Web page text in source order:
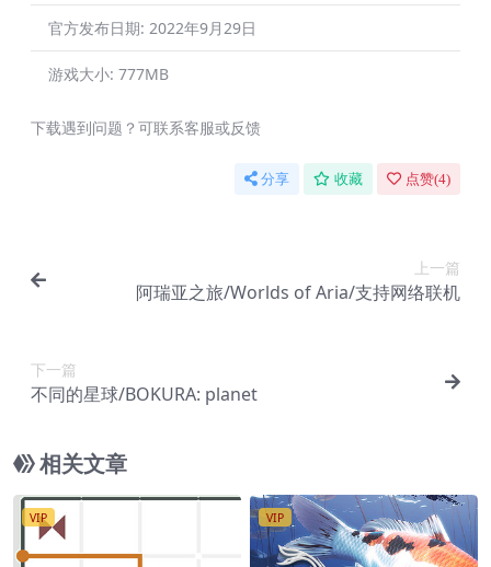
官方发布日期: 2022年9月29日
游戏大小: 777MB
下载遇到问题？可联系客服或反馈
分享 收藏 点赞(4)
上一篇
阿瑞亚之旅/Worlds of Aria/支持网络联机
下一篇
不同的星球/BOKURA: planet
相关文章
VIP VIP